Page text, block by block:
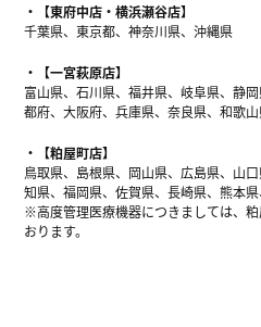
【東府中店・横浜瀬谷店】
千葉県、東京都、神奈川県、沖縄県
【一宮萩原店】
富山県、石川県、福井県、岐阜県、静
都府、大阪府、兵庫県、奈良県、和歌
【粕屋町店】
鳥取県、島根県、岡山県、広島県、山
知県、福岡県、佐賀県、長崎県、熊本
※高度管理医療機器につきましては、
おります。